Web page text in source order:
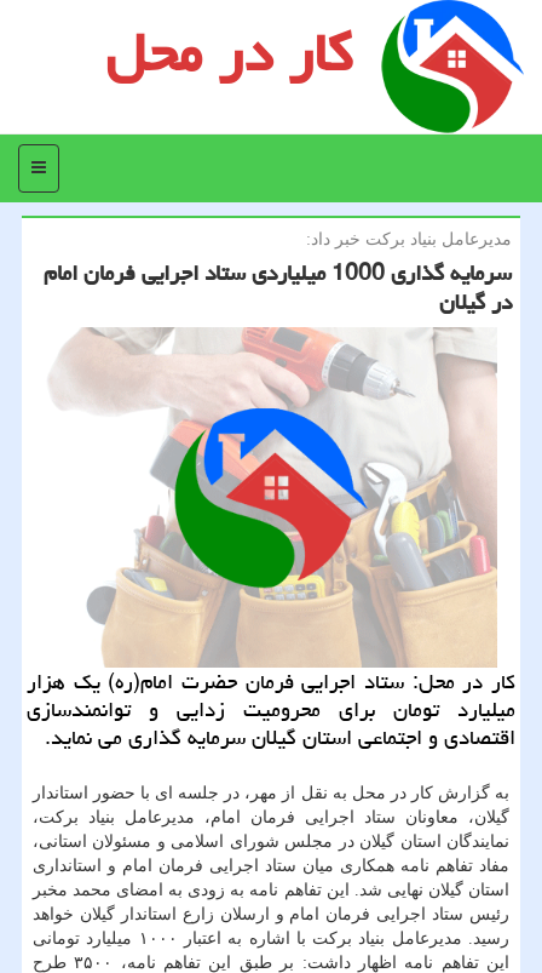
کار در محل
منو
مدیرعامل بنیاد بركت خبر داد:
سرمایه گذاری 1000 میلیاردی ستاد اجرایی فرمان امام
در گیلان
كار در محل: ستاد اجرایی فرمان حضرت امام(ره) یك هزار
میلیارد تومان برای محرومیت زدایی و توانمندسازی
اقتصادی و اجتماعی استان گیلان سرمایه گذاری می نماید.
به گزارش کار در محل به نقل از مهر، در جلسه ای با حضور استاندار
گیلان، معاونان ستاد اجرایی فرمان امام، مدیرعامل بنیاد برکت،
نمایندگان استان گیلان در مجلس شورای اسلامی و مسئولان استانی،
مفاد تفاهم نامه همکاری میان ستاد اجرایی فرمان امام و استانداری
استان گیلان نهایی شد. این تفاهم نامه به زودی به امضای محمد مخبر
رئیس ستاد اجرایی فرمان امام و ارسلان زارع استاندار گیلان خواهد
رسید. مدیرعامل بنیاد برکت با اشاره به اعتبار ۱۰۰۰ میلیارد تومانی
این تفاهم نامه اظهار داشت: بر طبق این تفاهم نامه، ۳۵۰۰ طرح